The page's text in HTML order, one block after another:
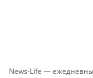
News-Life —